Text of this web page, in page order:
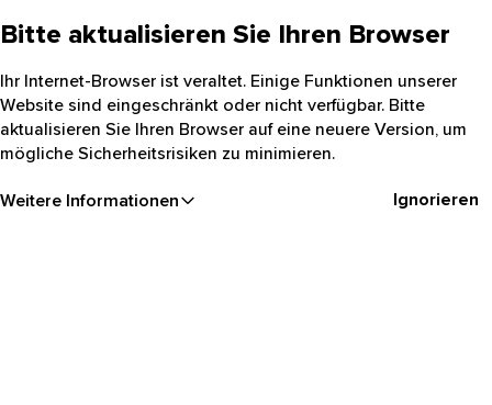
Bitte aktualisieren Sie Ihren Browser
Ihr Internet-Browser ist veraltet. Einige Funktionen unserer
Website sind eingeschränkt oder nicht verfügbar. Bitte
aktualisieren Sie Ihren Browser auf eine neuere Version, um
mögliche Sicherheitsrisiken zu minimieren.
Weitere Informationen Ignorieren